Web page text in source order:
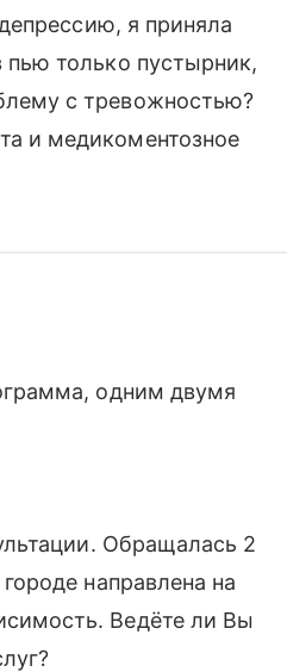
я приняла
только пустырник,
с тревожностью?
и медикоментозное
одним двумя
Обращалась 2
направлена на
Ведёте ли Вы